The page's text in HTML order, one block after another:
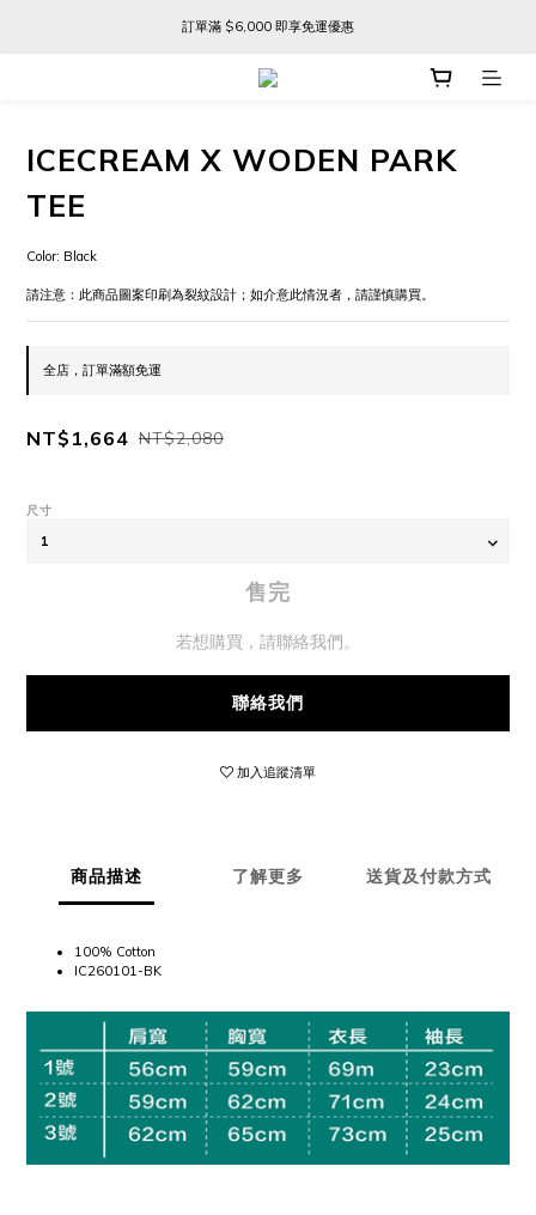
訂單滿 $6,000 即享免運優惠
訂單滿 $6,000 即享免運優惠
FREE SHIPPING ON ORDERS OVER $6,000
ICECREAM X WODEN PARK
TEE
Color: Black
請注意：此商品圖案印刷為裂紋設計；如介意此情況者，請謹慎購買。
全店，訂單滿額免運
NT$1,664 NT$2,080
尺寸
售完
若想購買，請聯絡我們。
聯絡我們
加入追蹤清單
商品描述 了解更多 送貨及付款方式
100% Cotton
IC260101-BK